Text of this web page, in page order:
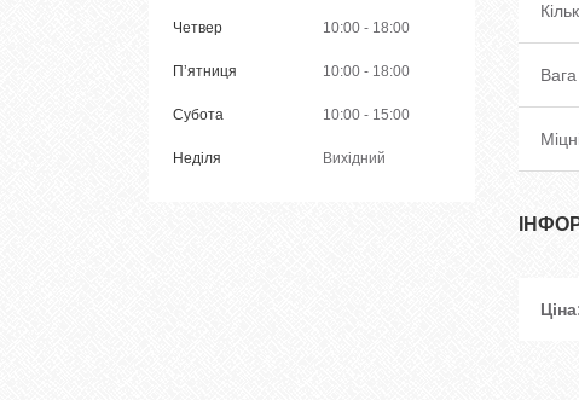
Вага
Четвер 10:00 18:00
Пʼятниця 10:00 18:00
Субота 10:00 15:00
Неділя Вихідний